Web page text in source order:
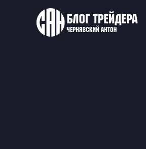
содержимому